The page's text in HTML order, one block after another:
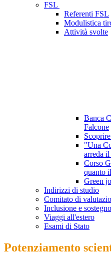
FSL
Referenti FSL
Modulistica
Attività svolte
Banca
Falcone
"Una
arreda
Corso
quanto
Green
Indirizzi di studio
Comitato di
Inclusione e
Viaggi all'estero
Esami di Stato
Potenziamento